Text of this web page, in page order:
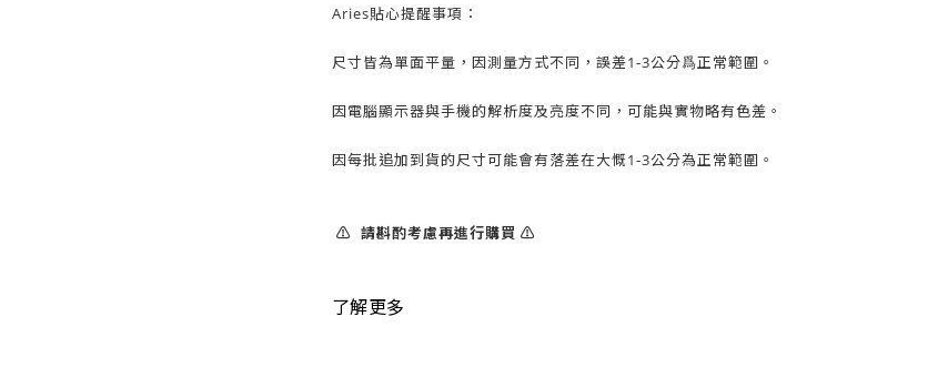
Aries貼心提醒事項：
尺寸皆為單面平量，因測量方式不同，誤差1-3公分爲正常範圍。
因電腦顯示器與手機的解析度及亮度不同，可能與實物略有色差。
因每批追加到貨的尺寸可能會有落差在大慨1-3公分為正常範圍。
⚠️ 請斟酌考慮再進行購買 ⚠️
了解更多